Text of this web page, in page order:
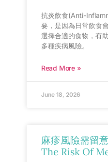
抗炎飲食(Anti-
要，是因為日常飲食
選擇合適的食物，有
多種疾病風險。
Read More »
June 18, 2026
麻疹風險需留
The Risk Of